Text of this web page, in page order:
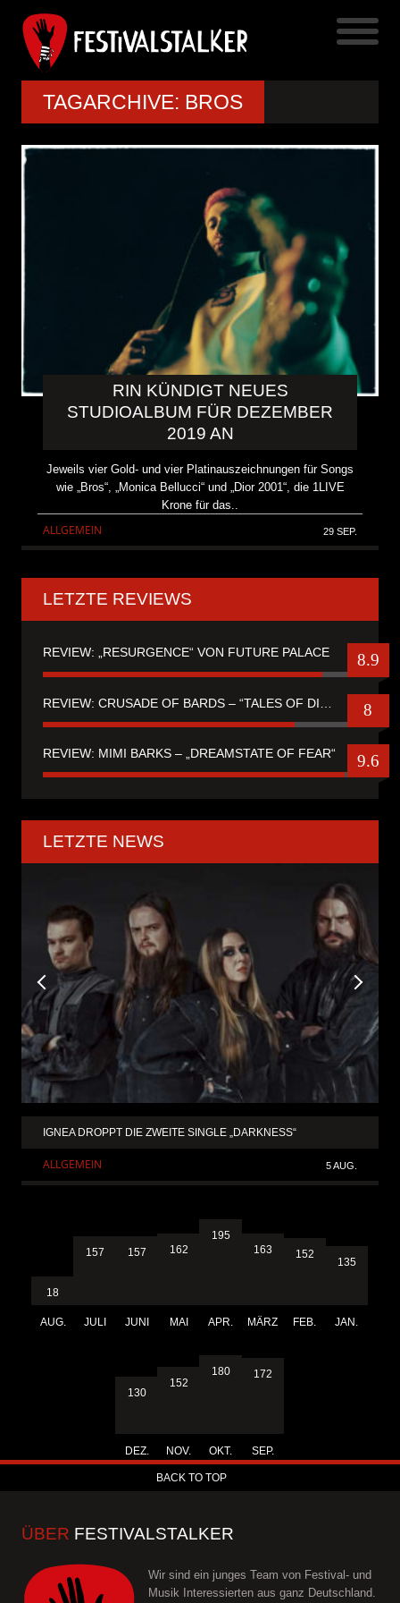
TAGARCHIVE: BROS
RIN KÜNDIGT NEUES
STUDIOALBUM FÜR DEZEMBER
2019 AN
Jeweils vier Gold- und vier Platinauszeichnungen für Songs
wie „Bros“, „Monica Bellucci“ und „Dior 2001“, die 1LIVE
Krone für das..
ALLGEMEIN 29 SEP.
LETZTE REVIEWS
REVIEW: „RESURGENCE“ VON FUTURE PALACE 8.9
8
REVIEW: MIMI BARKS – „DREAMSTATE OF FEAR“ 9.6
LETZTE NEWS
IGNEA DROPPT DIE ZWEITE SINGLE „DARKNESS“
ALLGEMEIN 5 AUG.
18
AUG.
157
JULI
157
JUNI
162
MAI
195
APR.
163
MÄRZ
152
FEB.
135
JAN.
130
DEZ.
152
NOV.
180
OKT.
172
SEP.
BACK TO TOP
ÜBER FESTIVALSTALKER
Wir sind ein junges Team von Festival- und
Musik Interessierten aus ganz Deutschland.